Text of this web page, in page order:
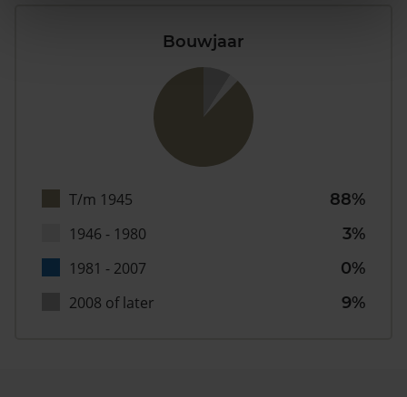
Bouwjaar
T/m 1945
88%
1946 - 1980
3%
1981 - 2007
0%
2008 of later
9%